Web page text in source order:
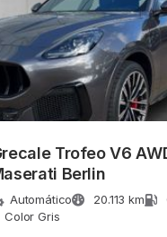
Trofeo V6
Berlin
Automático 20.113 km
Color Gris